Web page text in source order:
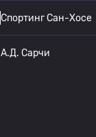
Спортинг Сан-Хосе
А.Д. Сарчи